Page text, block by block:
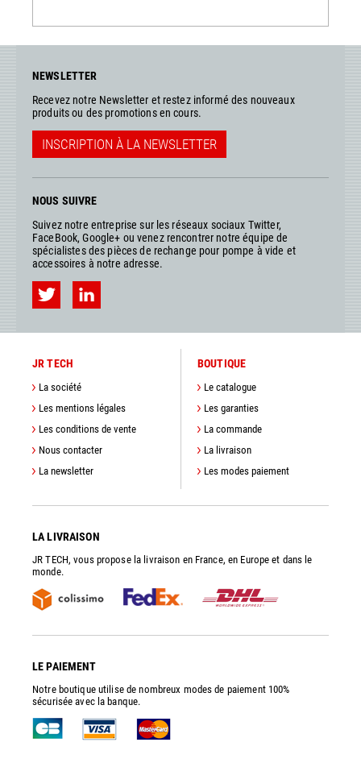
NEWSLETTER
Recevez notre Newsletter et restez informé des nouveaux
produits ou des promotions en cours.
INSCRIPTION À LA NEWSLETTER
NOUS SUIVRE
Suivez notre entreprise sur les réseaux sociaux Twitter,
FaceBook, Google+ ou venez rencontrer notre équipe de
spécialistes des pièces de rechange pour pompe à vide et
accessoires à notre adresse.
JR TECH
La société
Les mentions légales
Les conditions de vente
Nous contacter
La newsletter
BOUTIQUE
Le catalogue
Les garanties
La commande
La livraison
Les modes paiement
LA LIVRAISON
JR TECH, vous propose la livraison en France, en Europe et dans le
monde.
LE PAIEMENT
Notre boutique utilise de nombreux modes de paiement 100%
sécurisée avec la banque.